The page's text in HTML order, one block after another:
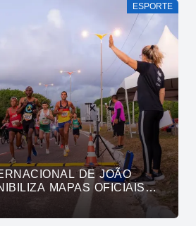
ESPORTE
DE JOÃO
MAPAS OFICIAIS
ATLETAS SOBRE